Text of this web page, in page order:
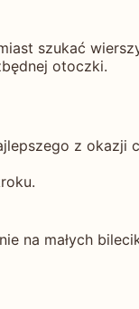
szukać
otoczki.
z okazji
na małych